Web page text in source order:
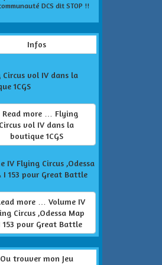
DCS dit STOP !!
Infos
Circus vol IV dans la
1CGS
Read more … Flying
Circus vol IV dans la
boutique 1CGS
IV Flying Circus ,Odessa
I 153 pour Great Battle
more … Volume IV
Circus ,Odessa Map
153 pour Great Battle
Ou trouver mon Jeu